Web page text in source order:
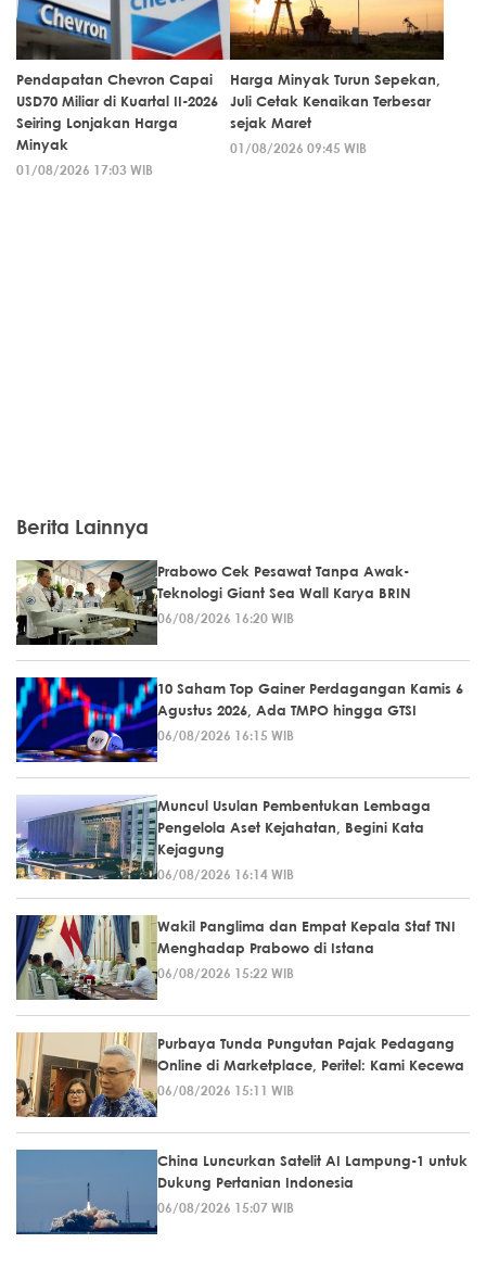
Pendapatan Chevron Capai
USD70 Miliar di Kuartal II-2026
Seiring Lonjakan Harga
Minyak
01/08/2026 17:03 WIB
Harga Minyak Turun Sepekan,
Juli Cetak Kenaikan Terbesar
sejak Maret
01/08/2026 09:45 WIB
Berita Lainnya
Prabowo Cek Pesawat Tanpa Awak-
Teknologi Giant Sea Wall Karya BRIN
06/08/2026 16:20 WIB
10 Saham Top Gainer Perdagangan Kamis 6
Agustus 2026, Ada TMPO hingga GTSI
06/08/2026 16:15 WIB
Muncul Usulan Pembentukan Lembaga
Pengelola Aset Kejahatan, Begini Kata
Kejagung
06/08/2026 16:14 WIB
Wakil Panglima dan Empat Kepala Staf TNI
Menghadap Prabowo di Istana
06/08/2026 15:22 WIB
Purbaya Tunda Pungutan Pajak Pedagang
Online di Marketplace, Peritel: Kami Kecewa
06/08/2026 15:11 WIB
China Luncurkan Satelit AI Lampung-1 untuk
Dukung Pertanian Indonesia
06/08/2026 15:07 WIB